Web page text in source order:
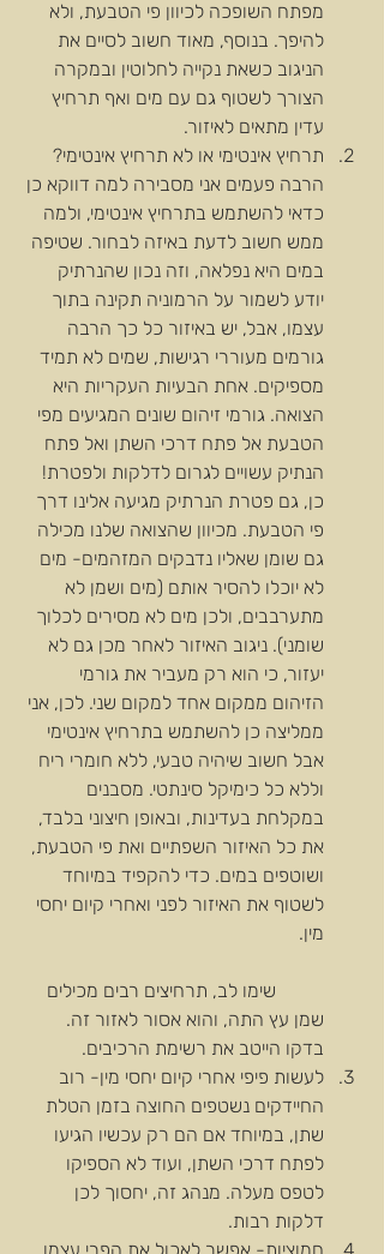
מפתח השופכה לכיוון פי הטבעת, ולא
להיפך. בנוסף, מאוד חשוב לסיים את
הניגוב כשאת נקייה לחלוטין ובמקרה
הצורך לשטוף גם עם מים ואף תרחיץ
עדין מתאים לאיזור.
תרחיץ אינטימי או לא תרחיץ אינטימי?
הרבה פעמים אני מסבירה למה דווקא כן
כדאי להשתמש בתרחיץ אינטימי, ולמה
ממש חשוב לדעת באיזה לבחור. שטיפה
במים היא נפלאה, וזה נכון שהנרתיק
יודע לשמור על הרמוניה תקינה בתוך
עצמו, אבל, יש באיזור כל כך הרבה
גורמים מעוררי רגישות, שמים לא תמיד
מספיקים. אחת הבעיות העקריות היא
הצואה. גורמי זיהום שונים המגיעים מפי
הטבעת אל פתח דרכי השתן ואל פתח
הנתיק עשויים לגרום לדלקות ולפטרת!
כן, גם פטרת הנרתיק מגיעה אלינו דרך
פי הטבעת. מכיוון שהצואה שלנו מכילה
גם שומן שאליו נדבקים המזהמים- מים
לא יוכלו להסיר אותם (מים ושמן לא
מתערבבים, ולכן מים לא מסירים לכלוך
שומני). ניגוב האיזור לאחר מכן גם לא
יעזור, כי הוא רק מעביר את גורמי
הזיהום ממקום אחד למקום שני. לכן, אני
ממליצה כן להשתמש בתרחיץ אינטימי
אבל חשוב שיהיה טבעי, ללא חומרי ריח
וללא כל כימיקל סינתטי. מסבנים
במקלחת בעדינות, ובאופן חיצוני בלבד,
את כל האיזור השפתיים ואת פי הטבעת,
ושוטפים במים. כדי להקפיד במיוחד
לשטוף את האיזור לפני ואחרי קיום יחסי
מין.
	שימו לב, תרחיצים רבים מכילים
שמן עץ התה, והוא אסור לאזור זה.
בדקו הייטב את רשימת הרכיבים.
לעשות פיפי אחרי קיום יחסי מין- רוב
החיידקים נשטפים החוצה בזמן הטלת
שתן, במיוחד אם הם רק עכשיו הגיעו
לפתח דרכי השתן, ועוד לא הספיקו
לטפס מעלה. מנהג זה, יחסוך לכן
דלקות רבות.